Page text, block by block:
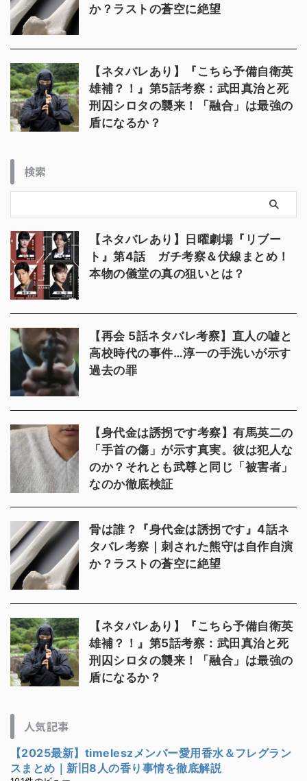
か？ラストの蒼空に絶望
【ネタバレあり】『こちら予備自衛英
雄補？！』第5話考察：武田真治と死
刑囚シロタの襲来！「融合」は最強の
盾になるか？
検索
【ネタバレあり】日曜劇場『リブー
ト』第4話 ガチ考察＆伏線まとめ！
本物の儀堂の真の狙いとは？
【再会 5話ネタバレ考察】直人の嘘と
高校時代の事件…淳一の手洗いが示す
過去の罪
【身代金は誘拐です考察】有馬英二の
「手首の傷」が示す真実。彼は犯人な
のか？それとも武尊と同じ「被害者」
なのか徹底検証
骨は誰？『身代金は誘拐です』4話ネ
タバレ考察｜刺された熊守は自作自演
か？ラストの蒼空に絶望
【ネタバレあり】『こちら予備自衛英
雄補？！』第5話考察：武田真治と死
刑囚シロタの襲来！「融合」は最強の
盾になるか？
人気記事
【2025最新】timeleszメンバー愛用香水＆フレグラン
スまとめ｜新旧8人の香り事情を徹底解説